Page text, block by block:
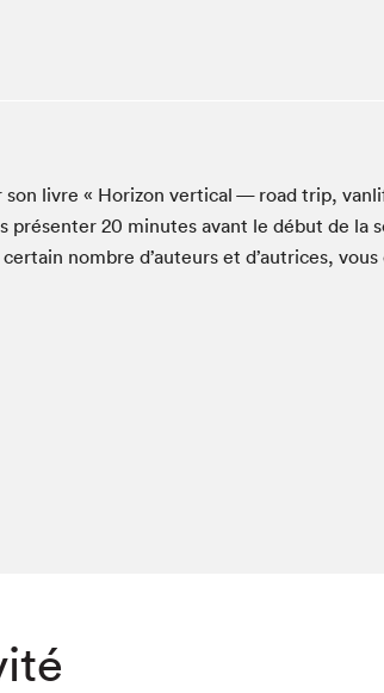
Le Salon dans ta classe
Liseur Public
Matinées scolaires Hydro-
livre « Hori­zon ver­ti­cal — road trip,
présen­ter 20 min­utes avant le début de la
nom­bre d’auteurs et d’autrices,